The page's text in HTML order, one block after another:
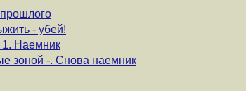
- убей!
Наемник
зоной -. Снова наемник